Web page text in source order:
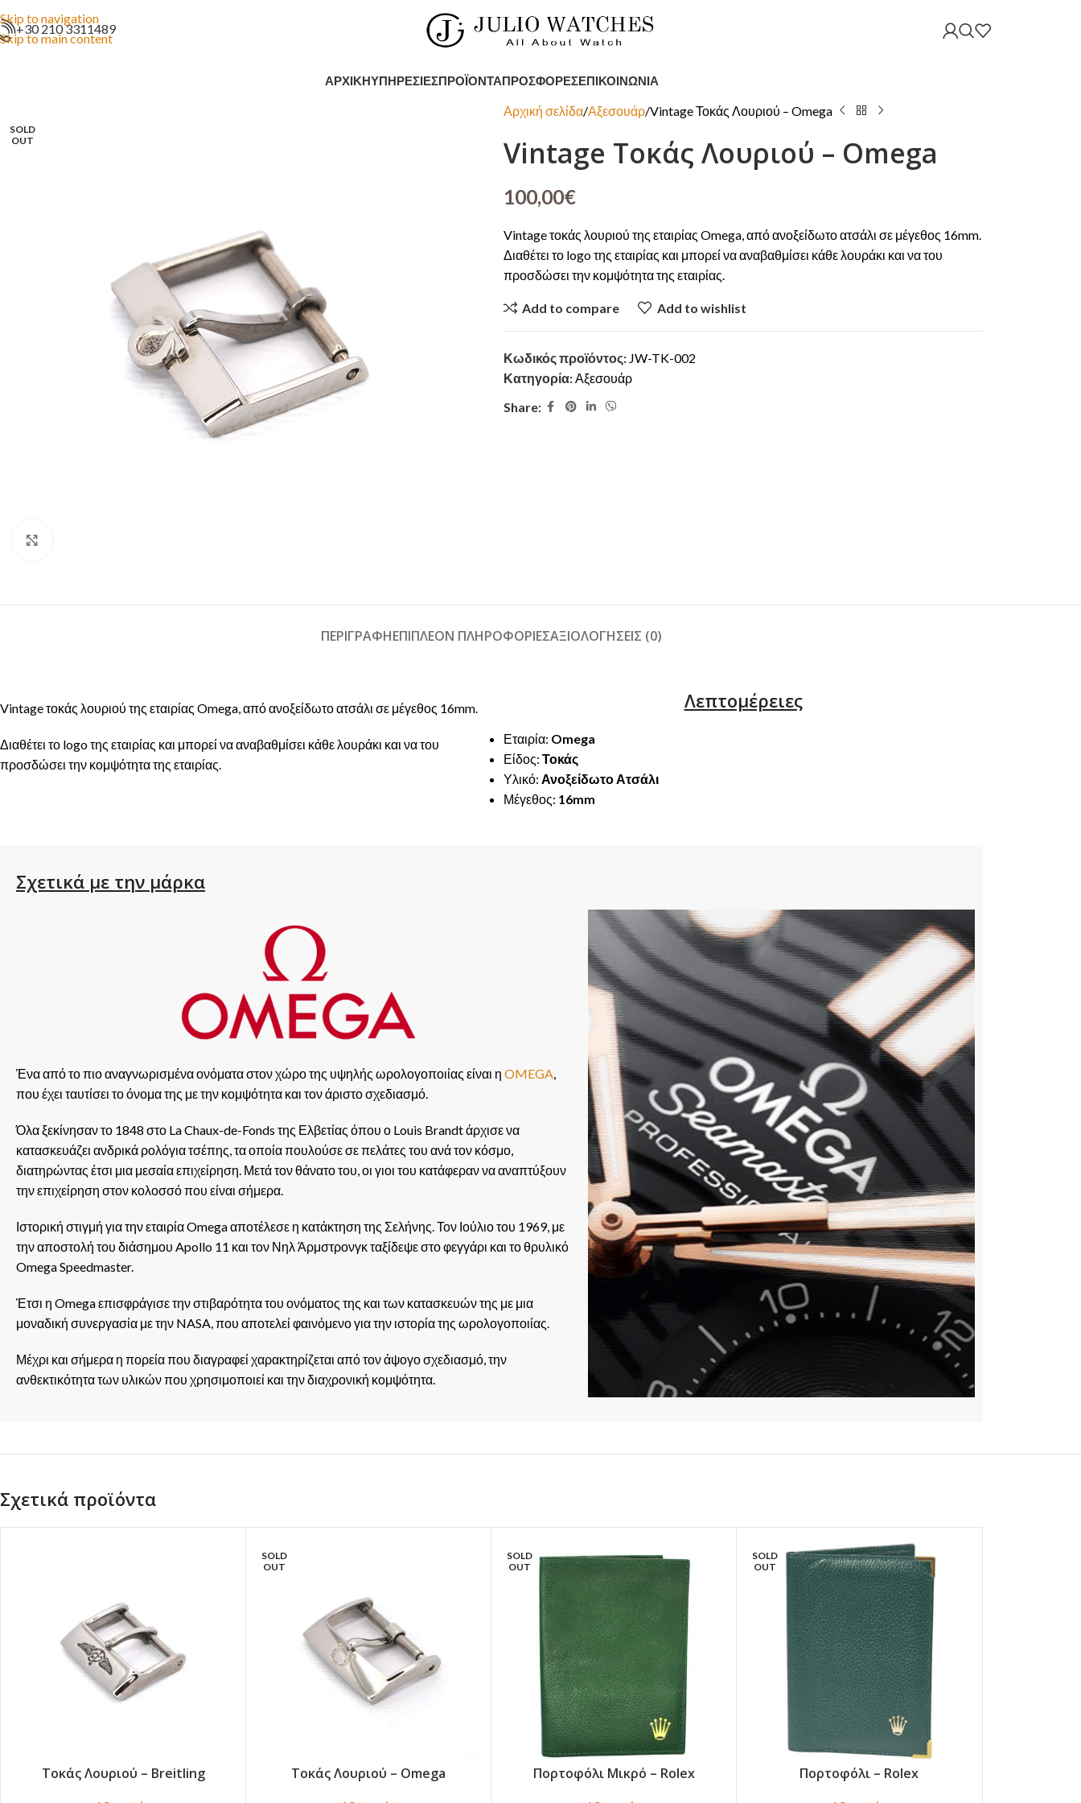
Skip to navigation
Skip to main content
+30 210 3311489
ΑΡΧΙΚΉΥΠΗΡΕΣΊΕΣΠΡΟΪΌΝΤΑΠΡΟΣΦΟΡΈΣΕΠΙΚΟΙΝΩΝΊΑ
SOLD
OUT
Αρχική σελίδα Αξεσουάρ Vintage Τοκάς Λουριού – Omega
Vintage Τοκάς Λουριού – Omega
100,00€
Vintage τοκάς λουριού της εταιρίας Omega, από ανοξείδωτο ατσάλι σε μέγεθος 16mm.
Διαθέτει το logo της εταιρίας και μπορεί να αναβαθμίσει κάθε λουράκι και να του
προσδώσει την κομψότητα της εταιρίας.
Add to compare Add to wishlist
Κωδικός προϊόντος: JW-TK-002
Κατηγορία:Αξεσουάρ
Share:
ΠΕΡΙΓΡΑΦΉΕΠΙΠΛΈΟΝ ΠΛΗΡΟΦΟΡΊΕΣΑΞΙΟΛΟΓΉΣΕΙΣ (0)
Vintage τοκάς λουριού της εταιρίας Omega, από ανοξείδωτο ατσάλι σε μέγεθος 16mm.
Διαθέτει το logo της εταιρίας και μπορεί να αναβαθμίσει κάθε λουράκι και να του
προσδώσει την κομψότητα της εταιρίας.
Λεπτομέρειες
Εταιρία: Omega
Είδος: Τοκάς
Υλικό: ΑνοξείδωτοΑτσάλι
Μέγεθος: 16mm
Σχετικά με την μάρκα
Ένα από το πιο αναγνωρισμένα ονόματα στον χώρο της υψηλής ωρολογοποιίας είναι η OMEGA,
που έχει ταυτίσει το όνομα της με την κομψότητα και τον άριστο σχεδιασμό.
Όλα ξεκίνησαν το 1848 στο La Chaux-de-Fonds της Ελβετίας όπου ο Louis Brandt άρχισε να
κατασκευάζει ανδρικά ρολόγια τσέπης, τα οποία πουλούσε σε πελάτες του ανά τον κόσμο,
διατηρώντας έτσι μια μεσαία επιχείρηση. Μετά τον θάνατο του, οι γιοι του κατάφεραν να αναπτύξουν
την επιχείρηση στον κολοσσό που είναι σήμερα.
Ιστορική στιγμή για την εταιρία Omega αποτέλεσε η κατάκτηση της Σελήνης. Τον Ιούλιο του 1969, με
την αποστολή του διάσημου Apollo 11 και τον Νηλ Άρμστρονγκ ταξίδεψε στο φεγγάρι και το θρυλικό
Omega Speedmaster.
Έτσι η Omega επισφράγισε την στιβαρότητα του ονόματος της και των κατασκευών της με μια
μοναδική συνεργασία με την NASA, που αποτελεί φαινόμενο για την ιστορία της ωρολογοποιίας.
Μέχρι και σήμερα η πορεία που διαγραφεί χαρακτηρίζεται από τον άψογο σχεδιασμό, την
ανθεκτικότητα των υλικών που χρησιμοποιεί και την διαχρονική κομψότητα.
Σχετικά προϊόντα
Τοκάς Λουριού – Breitling
SOLD
OUT
Τοκάς Λουριού – Omega
SOLD
OUT
Πορτοφόλι Μικρό – Rolex
SOLD
OUT
Πορτοφόλι – Rolex